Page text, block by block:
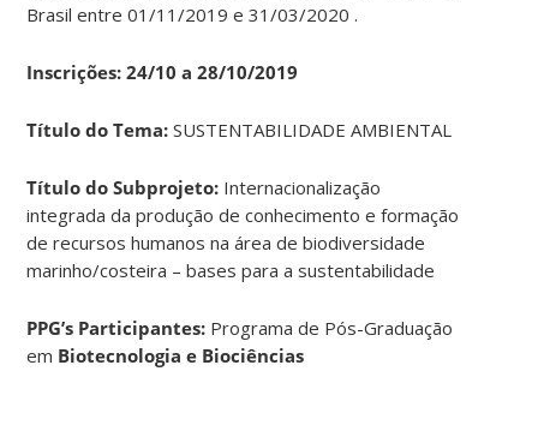
Brasil entre 01/11/2019 e 31/03/2020 .
Inscrições: 24/10 a 28/10/2019
Título do Tema: SUSTENTABILIDADE AMBIENTAL
Título do Subprojeto: Internacionalização
integrada da produção de conhecimento e formação
de recursos humanos na área de biodiversidade
marinho/costeira – bases para a sustentabilidade
PPG’s Participantes: Programa de Pós-Graduação
em Biotecnologia e Biociências